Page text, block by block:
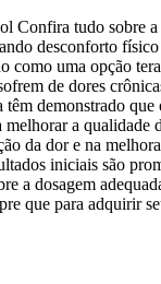
Confira tudo sobre
desconforto
como uma opção
de dores
demonstrado
a
da dor e na
iniciais são
a dosagem
que para adquirir